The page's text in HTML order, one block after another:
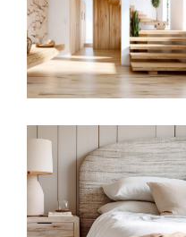
marketing ciblé,
opportunités de
idéal pour les
Estimation
Savoir la valeur de
marché actuel est
une vente future
connaître votre
Belle Maison